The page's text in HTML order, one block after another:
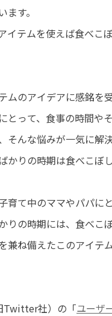
す。
イテムを使えば食べこ
ムのアイデアに感銘を
とって、食事の時間や
そんな悩みが一気に解
かりの時期は食べこぼ
育て中のママやパパに
りの時期には、食べこ
兼ね備えたこのアイテ
Twitter社）の「ユーザ